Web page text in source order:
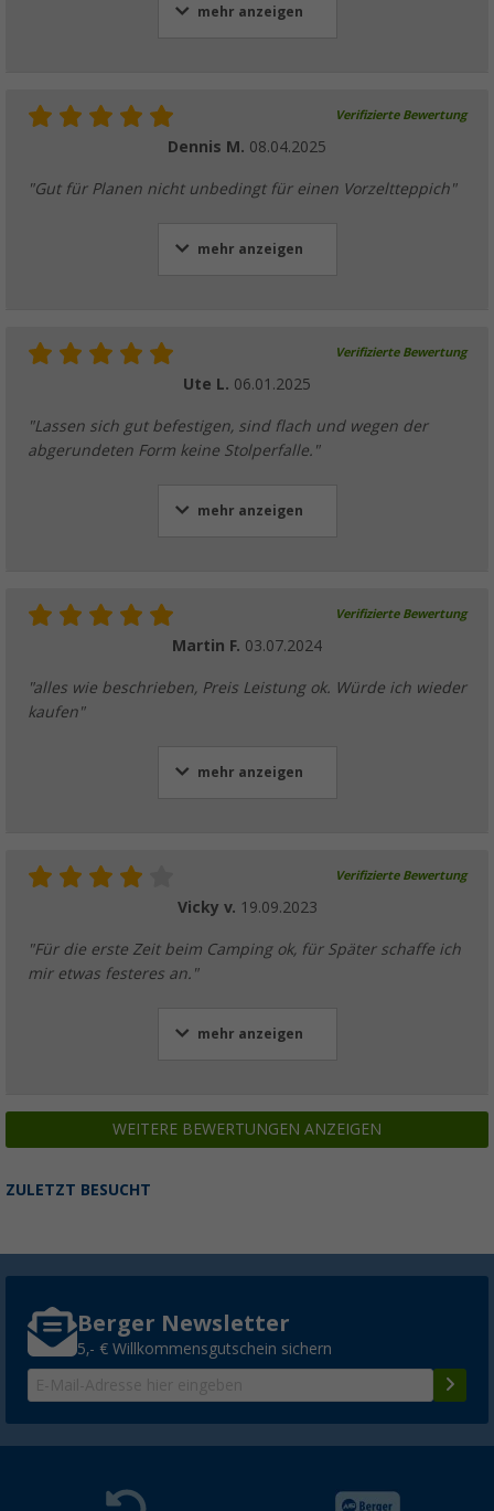
mehr anzeigen
Verifizierte Bewertung
Dennis M. 08.04.2025
"Gut für Planen nicht unbedingt für einen Vorzeltteppich"
mehr anzeigen
Verifizierte Bewertung
Ute L. 06.01.2025
"Lassen sich gut befestigen, sind flach und wegen der
abgerundeten Form keine Stolperfalle."
mehr anzeigen
Verifizierte Bewertung
Martin F. 03.07.2024
"alles wie beschrieben, Preis Leistung ok. Würde ich wieder
kaufen"
mehr anzeigen
Verifizierte Bewertung
Vicky v. 19.09.2023
"Für die erste Zeit beim Camping ok, für Später schaffe ich
mir etwas festeres an."
mehr anzeigen
WEITERE BEWERTUNGEN ANZEIGEN
ZULETZT BESUCHT
Berger Newsletter
5,- € Willkommensgutschein sichern